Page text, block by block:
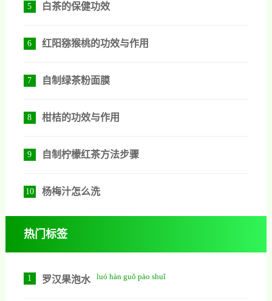
5 白茶的保健功效
6 红阳猕猴桃的功效与作用
7 自制绿茶粉面膜
8 柑桔的功效与作用
9 自制柠檬红茶方法步骤
10 杨梅汁怎么洗
热门标签
1 罗汉果泡水 luó hàn guǒ pào shuǐ